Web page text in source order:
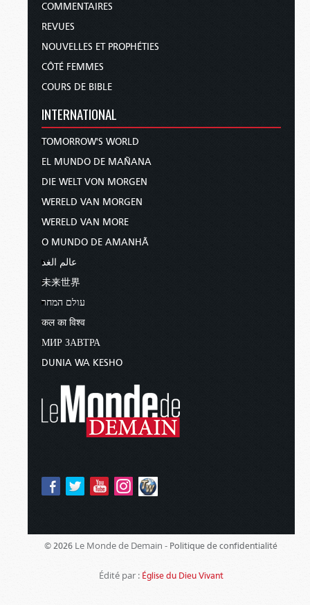
COMMENTAIRES
REVUES
NOUVELLES ET PROPHÉTIES
CÔTÉ FEMMES
COURS DE BIBLE
INTERNATIONAL
TOMORROW'S WORLD
EL MUNDO DE MAÑANA
DIE WELT VON MORGEN
WERELD VAN MORGEN
WERELD VAN MORE
O MUNDO DE AMANHÃ
عالم الغد
未来世界
עולם המחר
कल का विश्व
МИР ЗАВТРА
DUNIA WA KESHO
© 2026 Le Monde de Demain - Politique de confidentialité
Édité par : Église du Dieu Vivant